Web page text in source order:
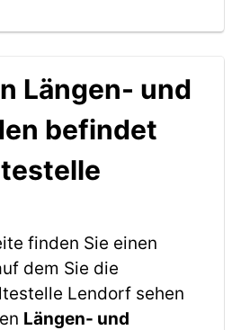
Längen- und
befindet
finden Sie einen
dem Sie die
Lendorf sehen
Längen- und